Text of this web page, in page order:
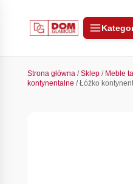
Strona główna/Sklep/ Meble
kontynentalne / Łóżko